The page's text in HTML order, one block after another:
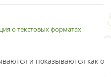
о текстовых форматах
и показываются как